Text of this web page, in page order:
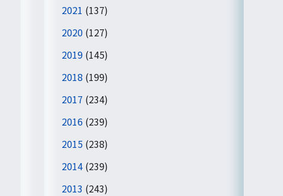
2021 (137)
2020(127)
2019(145)
2018 (199)
2017 (234)
2016(239)
2015(238)
2014(239)
2013 (243)